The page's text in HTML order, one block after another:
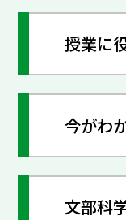
授業に
今がわ
文部科